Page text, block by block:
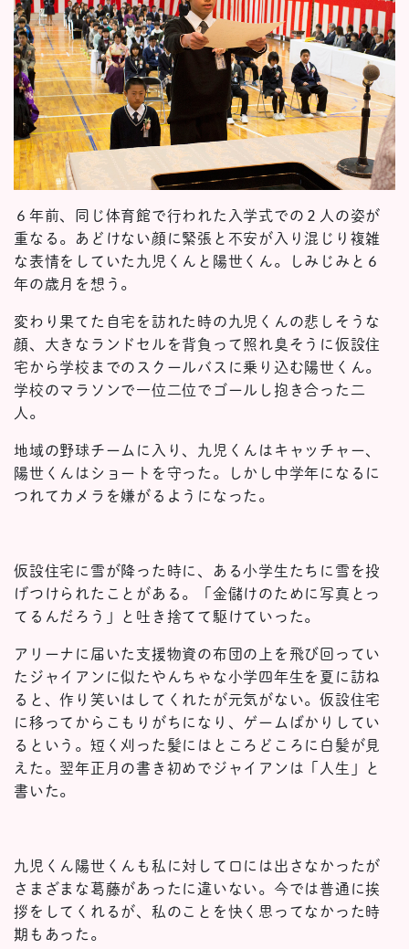
６年前、同じ体育館で行われた入学式での２人の姿が
重なる。あどけない顔に緊張と不安が入り混じり複雑
な表情をしていた九児くんと陽世くん。しみじみと６
年の歳月を想う。
変わり果てた自宅を訪れた時の九児くんの悲しそうな
顔、大きなランドセルを背負って照れ臭そうに仮設住
宅から学校までのスクールバスに乗り込む陽世くん。
学校のマラソンで一位二位でゴールし抱き合った二
人。
地域の野球チームに入り、九児くんはキャッチャー、
陽世くんはショートを守った。しかし中学年になるに
つれてカメラを嫌がるようになった。
仮設住宅に雪が降った時に、ある小学生たちに雪を投
げつけられたことがある。「金儲けのために写真とっ
てるんだろう」と吐き捨てて駆けていった。
アリーナに届いた支援物資の布団の上を飛び回ってい
たジャイアンに似たやんちゃな小学四年生を夏に訪ね
ると、作り笑いはしてくれたが元気がない。仮設住宅
に移ってからこもりがちになり、ゲームばかりしてい
るという。短く刈った髪にはところどころに白髪が見
えた。翌年正月の書き初めでジャイアンは「人生」と
書いた。
九児くん陽世くんも私に対して口には出さなかったが
さまざまな葛藤があったに違いない。今では普通に挨
拶をしてくれるが、私のことを快く思ってなかった時
期もあった。